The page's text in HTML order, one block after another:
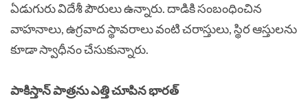
ఏడుగురు విదేశీ పౌరులు ఉన్నారు. దాడికి సంబంధించిన
వాహనాలు, ఉగ్రవాద స్థావరాలు వంటి చరాస్తులు, స్థిర ఆస్తులను
కూడా స్వాధీనం చేసుకున్నారు.
పాకిస్తాన్ పాత్రను ఎత్తి చూపిన భారత్